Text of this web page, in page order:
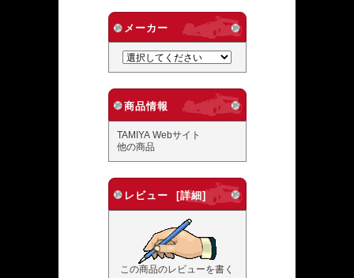
メーカー
商品情報
TAMIYA Webサイト
他の商品
レビュー [詳細]
この商品のレビューを書く